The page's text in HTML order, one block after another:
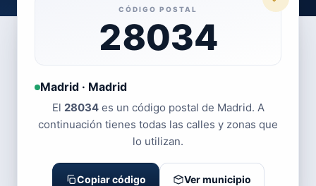
CÓDIGO POSTAL
28034
Madrid · Madrid
El 28034es un código postal de Madrid. A
continuación tienes todas las calles y zonas que
lo utilizan.
Copiar código Ver municipio